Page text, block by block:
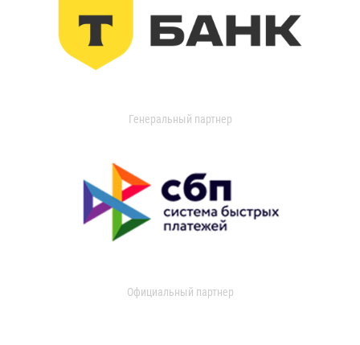
Генеральный партнер
Официальный партнер